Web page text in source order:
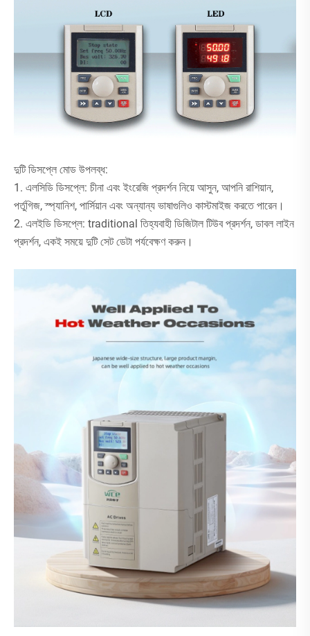
দুটি ডিসপ্লে মোড উপলব্ধ:
1. এলসিডি ডিসপ্লে: চীনা এবং ইংরেজি প্রদর্শন নিয়ে আসুন, আপনি রাশিয়ান,
পর্তুগিজ, স্প্যানিশ, পার্সিয়ান এবং অন্যান্য ভাষাগুলিও কাস্টমাইজ করতে পারেন।
2. এলইডি ডিসপ্লে: traditional তিহ্যবাহী ডিজিটাল টিউব প্রদর্শন, ডাবল লাইন
প্রদর্শন, একই সময়ে দুটি সেট ডেটা পর্যবেক্ষণ করুন।